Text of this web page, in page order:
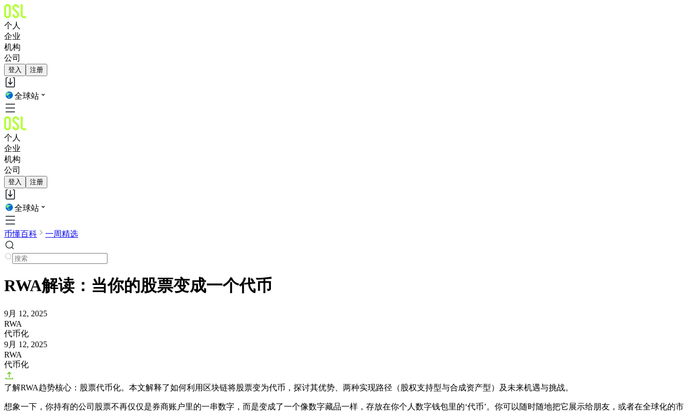
个人
企业
机构
公司
登入 注册
全球站
个人
企业
机构
公司
登入 注册
全球站
币懂百科 一周精选
RWA解读：当你的股票变成一个代币
9月 12, 2025
RWA
代币化
9月 12, 2025
RWA
代币化
了解RWA趋势核心：股票代币化。本文解释了如何利用区块链将股票变为代币，探讨其优势、两种实现路径（股权支持型与合成资产型）及未来机遇与挑战。
想象一下，你持有的公司股票不再仅仅是券商账户里的一串数字，而是变成了一个像数字藏品一样，存放在你个人数字钱包里的‘代币’。你可以随时随地把它展示给朋友，或者在全球化的市